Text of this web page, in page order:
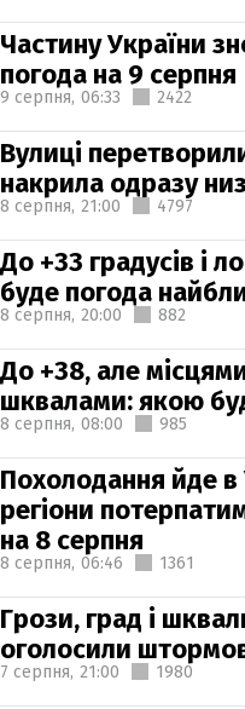
Частину України
погода на 9 серпня
9 серпня, 06:33 2422
Вулиці
накрила одразу
8 серпня, 21:00 4797
До +33 градусів і
буде погода
8 серпня, 20:00 882
До +38, але
шквалами: якою
8 серпня, 08:00 985
Похолодання йде в
регіони
на 8 серпня
8 серпня, 06:46 1361
Грози, град і
оголосили
7 серпня, 21:00 1980